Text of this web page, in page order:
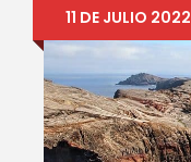
11 DE JULIO 2022